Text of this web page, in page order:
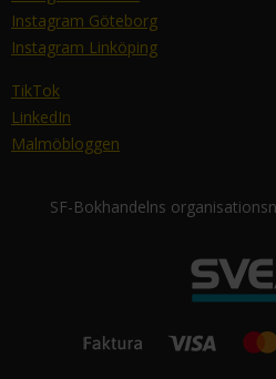
Instagram Göteborg
Instagram Linköping
TikTok
LinkedIn
Malmöbloggen
SF-Bokhandelns